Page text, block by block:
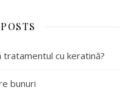
cu keratină?
bunuri